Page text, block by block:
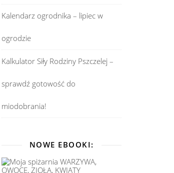
Kalendarz ogrodnika – lipiec w
ogrodzie
Kalkulator Siły Rodziny Pszczelej –
sprawdź gotowość do
miodobrania!
NOWE EBOOKI: